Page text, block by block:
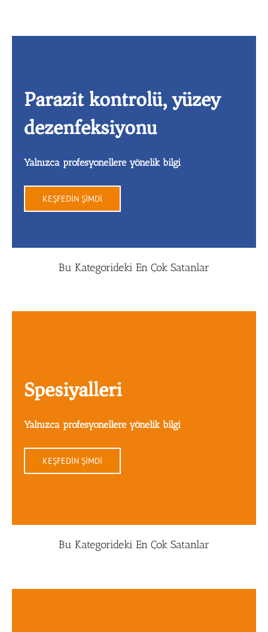
Parazit kontrolü, yüzey
dezenfeksiyonu
Yalnızca profesyonellere yönelik bilgi
KEŞFEDİN ŞİMDİ
Bu Kategorideki En Çok Satanlar
Spesiyalleri
Yalnızca profesyonellere yönelik bilgi
KEŞFEDİN ŞİMDİ
Bu Kategorideki En Çok Satanlar